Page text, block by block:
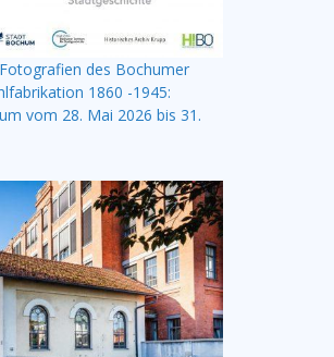
des Bochumer
1860 -1945:
vom 28. Mai 2026 bis 31.